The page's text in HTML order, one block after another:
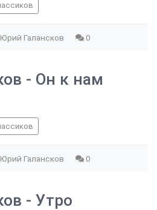
Юрий Галансков 0
- Он к нам
Юрий Галансков 0
- Утро